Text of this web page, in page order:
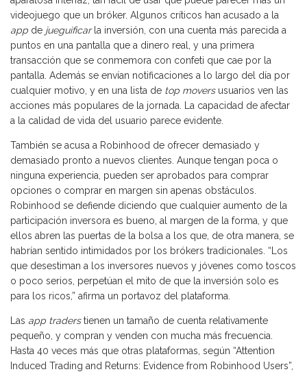
videojuego que un bróker. Algunos críticos han acusado a la
app de jueguificarla inversión, con una cuenta más parecida a
puntos en una pantalla que a dinero real, y una primera
transacción que se conmemora con confeti que cae por la
pantalla. Además se envían notificaciones a lo largo del día por
cualquier motivo, y en una lista de top moversusuarios ven las
acciones más populares de la jornada. La capacidad de afectar
a la calidad de vida del usuario parece evidente.
También se acusa a Robinhood de ofrecer demasiado y
demasiado pronto a nuevos clientes. Aunque tengan poca o
ninguna experiencia, pueden ser aprobados para comprar
opciones o comprar en margen sin apenas obstáculos.
Robinhood se defiende diciendo que cualquier aumento de la
participación inversora es bueno, al margen de la forma, y que
ellos abren las puertas de la bolsa a los que, de otra manera, se
habrían sentido intimidados por los brókers tradicionales. “Los
que desestiman a los inversores nuevos y jóvenes como toscos
o poco serios, perpetúan el mito de que la inversión solo es
para los ricos,” afirma un portavoz del plataforma.
Las app traderstienen un tamaño de cuenta relativamente
pequeño, y compran y venden con mucha más frecuencia.
Hasta 40 veces más que otras plataformas, según “Attention
Induced Trading and Returns: Evidence from Robinhood Users”,